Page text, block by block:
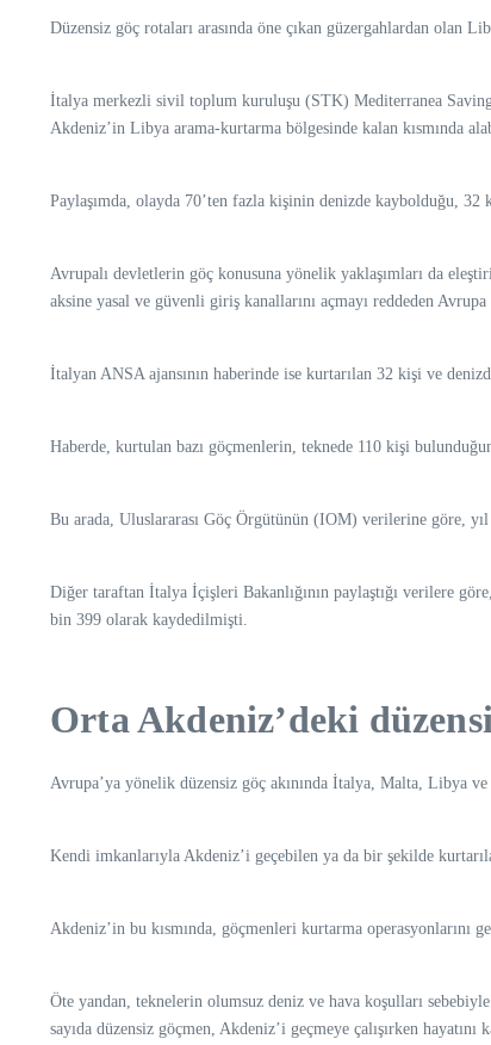
Düzensiz göç rotaları arasında öne çıkan güzergahlardan olan
İtalya merkezli sivil toplum kuruluşu (STK) Mediterranea
Akdeniz’in Libya arama-kurtarma bölgesinde kalan kısmında
Paylaşımda, olayda 70’ten fazla kişinin denizde kaybolduğu, 32
Avrupalı devletlerin göç konusuna yönelik yaklaşımları da
aksine yasal ve güvenli giriş kanallarını açmayı reddeden
İtalyan ANSA ajansının haberinde ise kurtarılan 32 kişi ve
Haberde, kurtulan bazı göçmenlerin, teknede 110 kişi
Bu arada, Uluslararası Göç Örgütünün (IOM) verilerine göre,
Diğer taraftan İtalya İçişleri Bakanlığının paylaştığı verilere
bin 399 olarak kaydedilmişti.
Orta Akdeniz’deki
Avrupa’ya yönelik düzensiz göç akınında İtalya, Malta, Libya
Kendi imkanlarıyla Akdeniz’i geçebilen ya da bir şekilde
Akdeniz’in bu kısmında, göçmenleri kurtarma
Öte yandan, teknelerin olumsuz deniz ve hava koşulları
sayıda düzensiz göçmen, Akdeniz’i geçmeye çalışırken hayatını